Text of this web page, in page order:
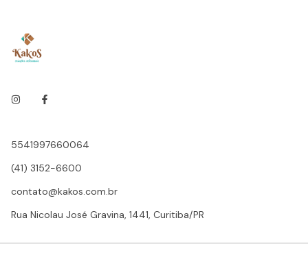
5541997660064
(41) 3152-6600
contato@kakos.com.br
Rua Nicolau José Gravina, 1441, Curitiba/PR